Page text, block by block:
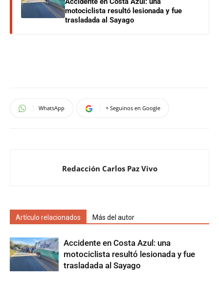
motociclista resultó lesionada y fue
trasladada al Sayago
WhatsApp + Seguinos en Google
Redacción Carlos Paz Vivo
Artículo relacionados Más del autor
Accidente en Costa Azul: una
motociclista resultó lesionada y fue
trasladada al Sayago